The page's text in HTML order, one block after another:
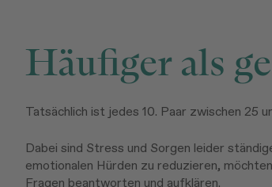
Häufiger als
Tatsächlich ist jedes 10. Paar zwischen 25
Dabei sind Stress und Sorgen leider
emotionalen Hürden zu reduzieren,
Fragen beantworten und aufklären.